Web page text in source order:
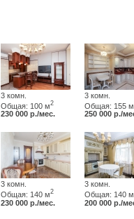
3 комн.
Общая: 100 м2
230 000 р./мес.
3 комн.
Общая: 155 м
250 000 р./
3 комн.
Общая: 140 м2
230 000 р./мес.
3 комн.
Общая: 140 м
200 000 р./